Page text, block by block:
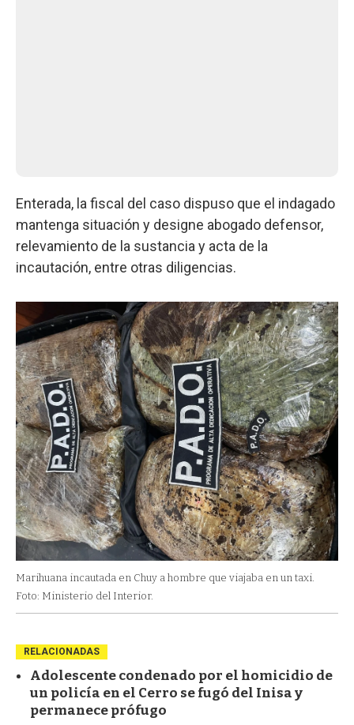
Enterada, la fiscal del caso dispuso que el indagado
mantenga situación y designe abogado defensor,
relevamiento de la sustancia y acta de la
incautación, entre otras diligencias.
Marihuana incautada en Chuy a hombre que viajaba en un taxi.
Foto: Ministerio del Interior.
RELACIONADAS
Adolescente condenado por el homicidio de
un policía en el Cerro se fugó del Inisa y
permanece prófugo